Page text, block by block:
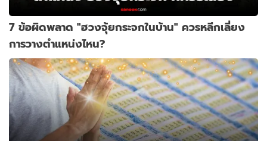
7 ข้อผิดพลาด "ฮวงจุ้ยกระจกในบ้าน" ควรหลีกเลี่ยง
การวางตำแหน่งไหน?